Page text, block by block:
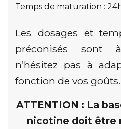
Temps de maturation :
Les dosages et
préconisés sont
n’hésitez pas à
fonction de vos goûts.
ATTENTION : La
nicotine doit être